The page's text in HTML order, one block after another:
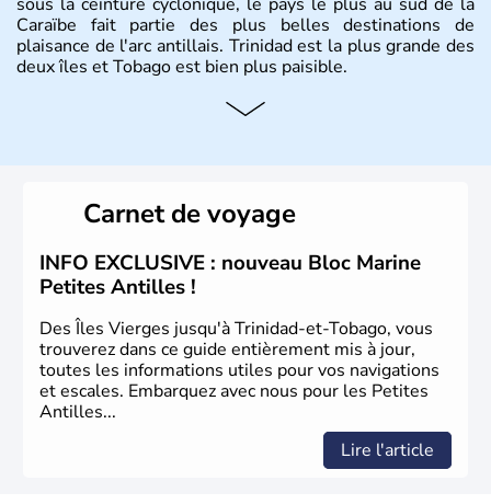
Caraïbe fait partie des plus belles destinations de
plaisance de l'arc antillais. Trinidad est la plus grande des
deux îles et Tobago est bien plus paisible.
Histoire et administration
3e voyage. Colonie espagnole pour Trinidad et
hollandaise pour Tobago, les deux îles passent sous
domination française à la fin du XVIIIe siècle avant de
devenir britannique au début du XIXe siècle. Elles
gagnent toutes deux leur indépendance en 1962 avant de
devenir la République de Trinidad-et-Tobago en 1976.
Carnet de voyage
INFO EXCLUSIVE : nouveau Bloc Marine
Petites Antilles !
Des Îles Vierges jusqu'à Trinidad-et-Tobago, vous
trouverez dans ce guide entièrement mis à jour,
toutes les informations utiles pour vos navigations
et escales. Embarquez avec nous pour les Petites
Antilles...
Lire l'article